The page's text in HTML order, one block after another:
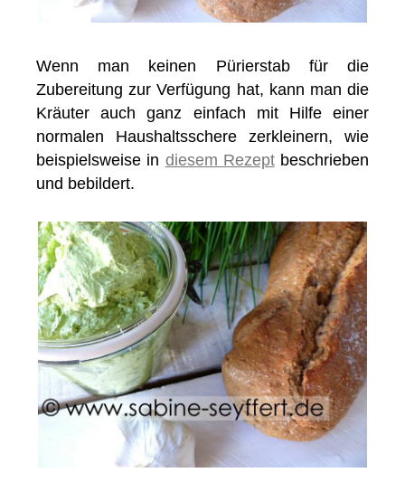
Wenn man keinen Pürierstab für die
Zubereitung zur Verfügung hat, kann man die
Kräuter auch ganz einfach mit Hilfe einer
normalen Haushaltsschere zerkleinern, wie
beispielsweise in diesem Rezeptbeschrieben
und bebildert.